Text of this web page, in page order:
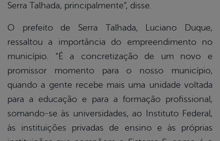
Serra Talhada, principalmente”, disse.
O prefeito de Serra Talhada, Luciano Duque,
ressaltou a importância do empreendimento no
município. “É a concretização de um novo e
promissor momento para o nosso município,
quando a gente recebe mais uma unidade voltada
para a educação e para a formação profissional,
somando-se às universidades, ao Instituto Federal,
às instituições privadas de ensino e às próprias